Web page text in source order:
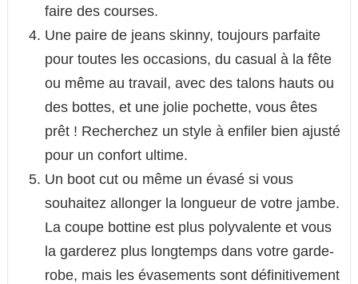
faire des courses.
Une paire de jeans skinny, toujours parfaite
pour toutes les occasions, du casual à la fête
ou même au travail, avec des talons hauts ou
des bottes, et une jolie pochette, vous êtes
prêt ! Recherchez un style à enfiler bien ajusté
pour un confort ultime.
Un boot cut ou même un évasé si vous
souhaitez allonger la longueur de votre jambe.
La coupe bottine est plus polyvalente et vous
la garderez plus longtemps dans votre garde-
robe, mais les évasements sont définitivement